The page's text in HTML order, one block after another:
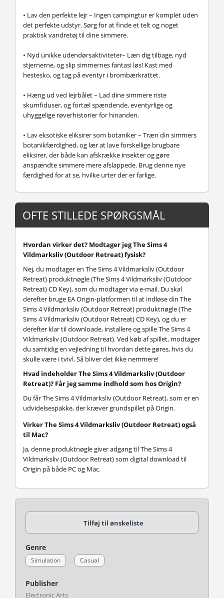
• Lav den perfekte lejr– Ingen campingtur er komplet uden
det perfekte udstyr. Sørg for at finde et telt og noget
praktisk vandretøj til dine simmere.
• Nyd unikke udendørsaktiviteter– Læn dig tilbage, nyd
stjernerne, og slip simmernes fantasi løs! Kast med
hestesko, og tag på eventyr i brombærkrattet.
• Hæng ud ved lejrbålet– Lad dine simmere riste
skumfiduser, og fortæl spændende, eventyrlige og
uhyggelige røverhistorier for hinanden.
• Lav eksotiske eliksirer som botaniker– Træn din simmers
botanikfærdighed, og lær at lave forskellige brugbare
eliksirer, der både kan afskrække insekter og gøre
anspændte simmere mere afslappede. Brug denne nye
færdighed for at se, hvilke urter der er farlige.
OFTE STILLEDE SPØRGSMÅL
Hvordan virker det? Modtager jeg The Sims 4
Vildmarksliv (Outdoor Retreat) fysisk?
Nej, du modtager en The Sims 4 Vildmarksliv (Outdoor
Retreat) produktnøgle (The Sims 4 Vildmarksliv (Outdoor
Retreat) CD Key), som du modtager via e-mail. Du skal
derefter bruge EA Origin-platformen til at indløse din The
Sims 4 Vildmarksliv (Outdoor Retreat) produktnøgle (The
Sims 4 Vildmarksliv (Outdoor Retreat) CD Key), og du er
derefter klar til downloade, installere og spille The Sims 4
Vildmarksliv (Outdoor Retreat). Ved køb af spillet, modtager
du samtidig en vejledning til hvordan dette gøres, hvis du
skulle være i tvivl. Så bliver det ikke nemmere!
Hvad indeholder The Sims 4 Vildmarksliv (Outdoor
Retreat)? Får jeg samme indhold som hos Origin?
Du får The Sims 4 Vildmarksliv (Outdoor Retreat), som er en
udvidelsespakke, der kræver grundspillet på Origin.
Virker The Sims 4 Vildmarksliv (Outdoor Retreat) også
til Mac?
Ja, denne produktnøgle giver adgang til The Sims 4
Vildmarksliv (Outdoor Retreat) som digital download til
Origin på både PC og Mac.
Tilføj til ønskeliste
Genre
Simulation Casual
Publisher
Electronic Arts